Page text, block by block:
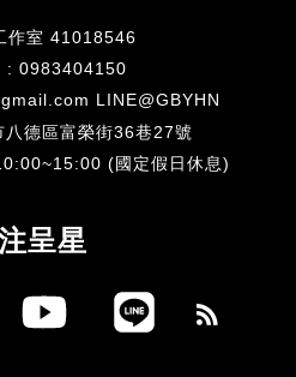
作室 41018546
: 0983404150
LINE@GBYHN
八德區富榮街36巷27號
(國定假日休息)
呈星
YouTube